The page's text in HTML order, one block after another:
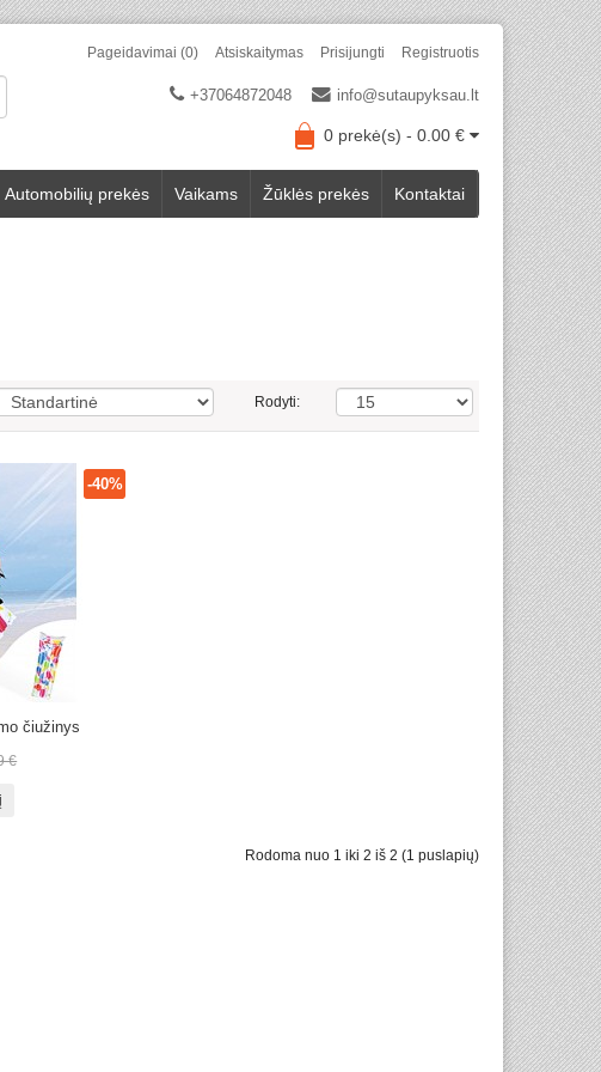
Prisijungti Registruotis
Pageidavimai (0) Atsiskaitymas
+37064872048 info@sutaupyksau.lt
0 prekė(s) - 0.00 €
Automobilių prekės Vaikams Žūklės prekės Kontaktai
Rodyti:
čiužinys
€
-40%
Rodoma nuo 1 iki 2 iš 2 (1 puslapių)